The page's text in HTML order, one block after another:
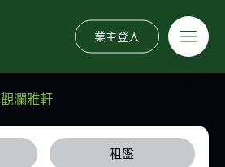
業主登入
觀瀾雅軒
租盤